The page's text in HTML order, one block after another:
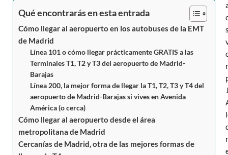
Qué encontrarás en esta entrada
Cómo llegar al aeropuerto en los autobuses de la EMT
de Madrid
Línea 101 o cómo llegar prácticamente GRATIS a las
Terminales T1, T2 y T3 del aeropuerto de Madrid-
Barajas
Línea 200, la mejor forma de llegar la T1, T2, T3 y T4 del
aeropuerto de Madrid-Barajas si vives en Avenida
América (o cerca)
Cómo llegar al aeropuerto desde el área
metropolitana de Madrid
Cercanías de Madrid, otra de las mejores formas de